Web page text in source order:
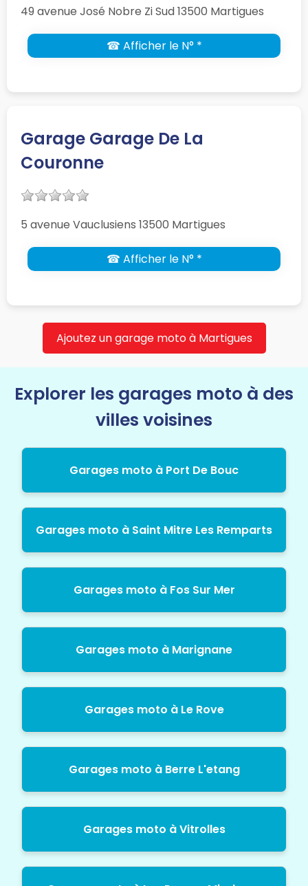
49 avenue José Nobre Zi Sud 13500 Martigues
☎ Afficher le N° *
Garage Garage De La
Couronne
5 avenue Vauclusiens 13500 Martigues
☎ Afficher le N° *
Ajoutez un garage moto à Martigues
Explorer les garages moto à des
villes voisines
Garages moto à Port De Bouc
Garages moto à Saint Mitre Les Remparts
Garages moto à Fos Sur Mer
Garages moto à Marignane
Garages moto à Le Rove
Garages moto à Berre L'etang
Garages moto à Vitrolles